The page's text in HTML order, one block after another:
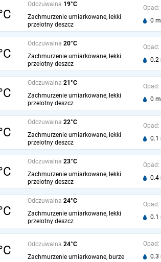
Odczuwalna 19°C
Zachmurzenie umiarkowane, lekki
przelotny deszcz
Opad:
0
Odczuwalna 20°C
Zachmurzenie umiarkowane, lekki
przelotny deszcz
Opad:
0.2
Odczuwalna 21°C
Zachmurzenie umiarkowane, lekki
przelotny deszcz
Opad:
0
Odczuwalna 22°C
Zachmurzenie umiarkowane, lekki
przelotny deszcz
Opad:
0.1
Odczuwalna 23°C
Zachmurzenie umiarkowane, lekki
przelotny deszcz
Opad:
0.4
Odczuwalna 24°C
Zachmurzenie umiarkowane, lekki
przelotny deszcz
Opad:
0.1
Odczuwalna 24°C
Zachmurzenie umiarkowane, burze
Opad:
0.3